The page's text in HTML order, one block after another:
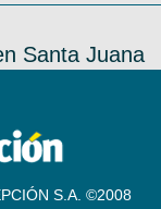
Santa Juana
S.A. ©2008